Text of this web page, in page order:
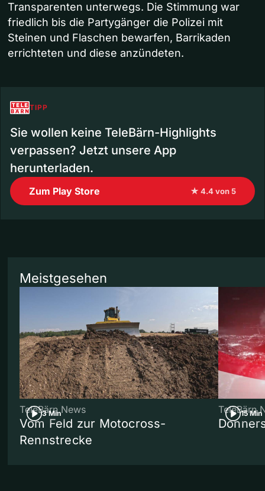
Transparenten unterwegs. Die Stimmung war
friedlich bis die Partygänger die Polizei mit
Steinen und Flaschen bewarfen, Barrikaden
errichteten und diese anzündeten.
TIPP
Sie wollen keine TeleBärn-Highlights
verpassen? Jetzt unsere App
herunterladen.
Zum Play Store ★ 4.4 von 5
Meistgesehen
3 Min
TeleBärn News
Vom Feld zur Motocross-
Rennstrecke
15 Min
TeleBärn